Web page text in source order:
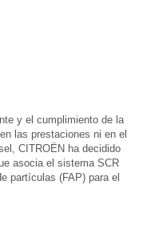
y el cumplimiento de la
las prestaciones ni en el
CITROËN ha decidido
asocia el sistema SCR
partículas (FAP) para el